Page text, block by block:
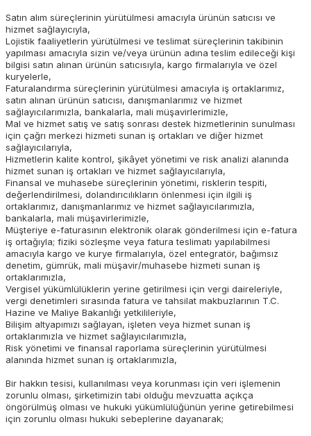
Satın alım süreçlerinin yürütülmesi amacıyla ürünün satıcısı ve
hizmet sağlayıcıyla,
Lojistik faaliyetlerin yürütülmesi ve teslimat süreçlerinin takibinin
yapılması amacıyla sizin ve/veya ürünün adına teslim edileceği kişi
bilgisi satın alınan ürünün satıcısıyla, kargo firmalarıyla ve özel
kuryelerle,
Faturalandırma süreçlerinin yürütülmesi amacıyla iş ortaklarımız,
satın alınan ürünün satıcısı, danışmanlarımız ve hizmet
sağlayıcılarımızla, bankalarla, mali müşavirlerimizle,
Mal ve hizmet satış ve satış sonrası destek hizmetlerinin sunulması
için çağrı merkezi hizmeti sunan iş ortakları ve diğer hizmet
sağlayıcılarıyla,
Hizmetlerin kalite kontrol, şikâyet yönetimi ve risk analizi alanında
hizmet sunan iş ortakları ve hizmet sağlayıcılarıyla,
Finansal ve muhasebe süreçlerinin yönetimi, risklerin tespiti,
değerlendirilmesi, dolandırıcılıkların önlenmesi için ilgili iş
ortaklarımız, danışmanlarımız ve hizmet sağlayıcılarımızla,
bankalarla, mali müşavirlerimizle,
Müşteriye e-faturasının elektronik olarak gönderilmesi için e-fatura
iş ortağıyla; fiziki sözleşme veya fatura teslimatı yapılabilmesi
amacıyla kargo ve kurye firmalarıyla, özel entegratör, bağımsız
denetim, gümrük, mali müşavir/muhasebe hizmeti sunan iş
ortaklarımızla,
Vergisel yükümlülüklerin yerine getirilmesi için vergi daireleriyle,
vergi denetimleri sırasında fatura ve tahsilat makbuzlarının T.C.
Hazine ve Maliye Bakanlığı yetkilileriyle,
Bilişim altyapımızı sağlayan, işleten veya hizmet sunan iş
ortaklarımızla ve hizmet sağlayıcılarımızla,
Risk yönetimi ve finansal raporlama süreçlerinin yürütülmesi
alanında hizmet sunan iş ortaklarımızla,
Bir hakkın tesisi, kullanılması veya korunması için veri işlemenin
zorunlu olması, şirketimizin tabi olduğu mevzuatta açıkça
öngörülmüş olması ve hukuki yükümlülüğünün yerine getirebilmesi
için zorunlu olması hukuki sebeplerine dayanarak;